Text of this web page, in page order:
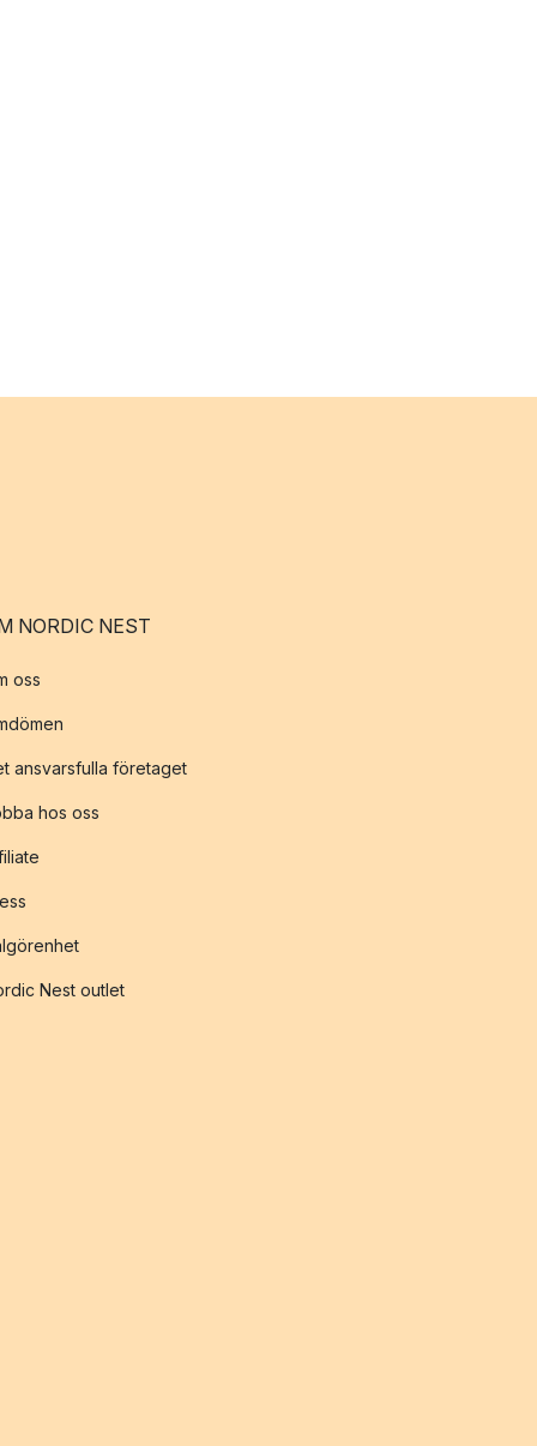
NORDIC NEST
oss
ansvarsfulla företaget
hos oss
Nest outlet